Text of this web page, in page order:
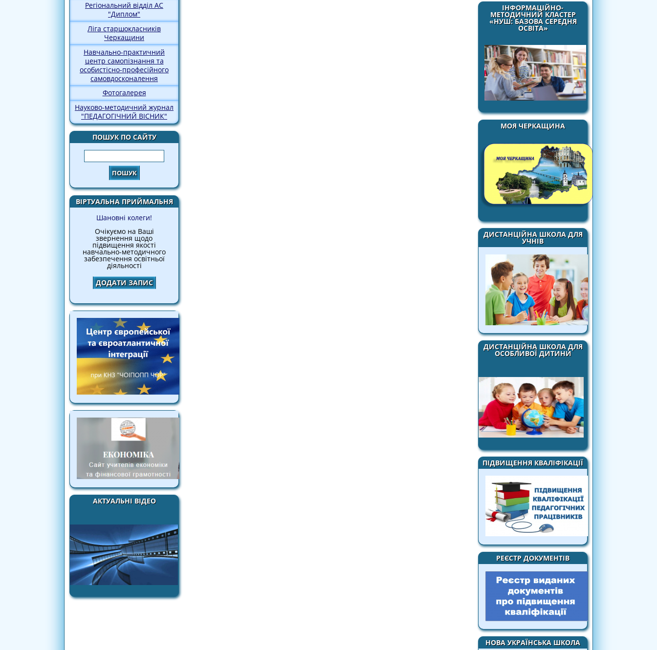
Регіональний відділ АС
"Диплом"
Ліга старшокласників
Черкащини
Навчально-практичний
центр самопізнання та
особистісно-професійного
самовдосконалення
Фотогалерея
Науково-методичний журнал
"ПЕДАГОГІЧНИЙ ВІСНИК"
ПОШУК ПО САЙТУ
Пошук
ВІРТУАЛЬНА ПРИЙМАЛЬНЯ
Шановні колеги!
Очікуємо на Ваші
звернення щодо
підвищення якості
навчально-методичного
забезпечення освітньої
діяльності
ДОДАТИ ЗАПИС
АКТУАЛЬНІ ВІДЕО
ІНФОРМАЦІЙНО-
МЕТОДИЧНИЙ КЛАСТЕР
«НУШ: БАЗОВА СЕРЕДНЯ
ОСВІТА»
МОЯ ЧЕРКАЩИНА
ДИСТАНЦІЙНА ШКОЛА ДЛЯ
УЧНІВ
ДИСТАНЦІЙНА ШКОЛА ДЛЯ
ОСОБЛИВОЇ ДИТИНИ
ПІДВИЩЕННЯ КВАЛІФІКАЦІЇ
РЕЄСТР ДОКУМЕНТІВ
НОВА УКРАЇНСЬКА ШКОЛА